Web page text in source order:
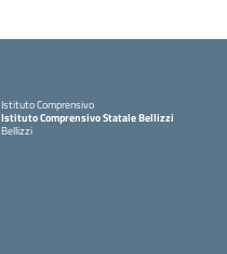
Istituto Comprensivo
Istituto Comprensivo Statale Bellizzi
Bellizzi